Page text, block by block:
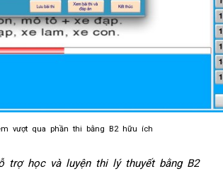
vượt qua phần thi bằng B2 hữu ích
trợ học và luyện thi lý thuyết bằng B2